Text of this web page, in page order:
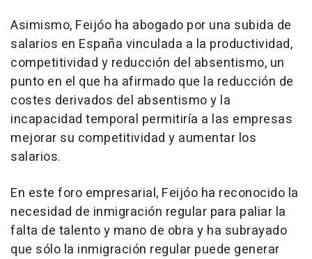
Asimismo, Feijóo ha abogado por una subida de
salarios en España vinculada a la productividad,
competitividad y reducción del absentismo, un
punto en el que ha afirmado que la reducción de
costes derivados del absentismo y la
incapacidad temporal permitiría a las empresas
mejorar su competitividad y aumentar los
salarios.
En este foro empresarial, Feijóo ha reconocido la
necesidad de inmigración regular para paliar la
falta de talento y mano de obra y ha subrayado
que sólo la inmigración regular puede generar